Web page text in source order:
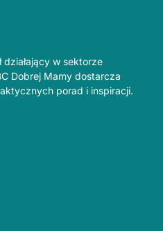
działający w sektorze
Dobrej Mamy dostarcza
porad i inspiracji.